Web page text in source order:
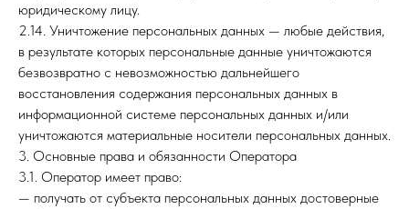
юридическому лицу.
2.14. Уничтожение персональных данных — любые действия,
в результате которых персональные данные уничтожаются
безвозвратно с невозможностью дальнейшего
восстановления содержания персональных данных в
информационной системе персональных данных и/или
уничтожаются материальные носители персональных данных.
3. Основные права и обязанности Оператора
3.1. Оператор имеет право:
— получать от субъекта персональных данных достоверные